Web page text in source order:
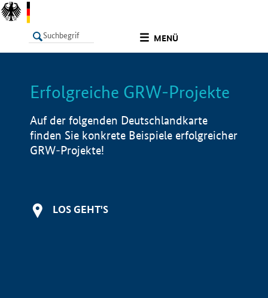
MENÜ
LISTE Info
Erfolgreiche GRW-Projekte
Auf der folgenden Deutschlandkarte
finden Sie konkrete Beispiele erfolgreicher
GRW-Projekte!
LOS GEHT'S